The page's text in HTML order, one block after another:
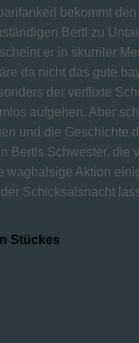
bekommt
Bertl zu
er in skurriler
da nicht das gute
der verflixte
aufgehen. Aber
und die Geschichte
Bertls Schwester, die
waghalsige Aktion
Schicksalsnacht
Stückes